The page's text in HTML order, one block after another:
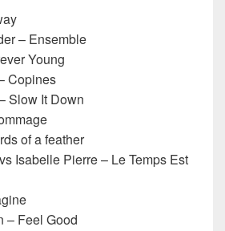
– Ensemble
Young
Copines
Slow It Down
of a feather
Isabelle Pierre – Le Temps Est
– Feel Good